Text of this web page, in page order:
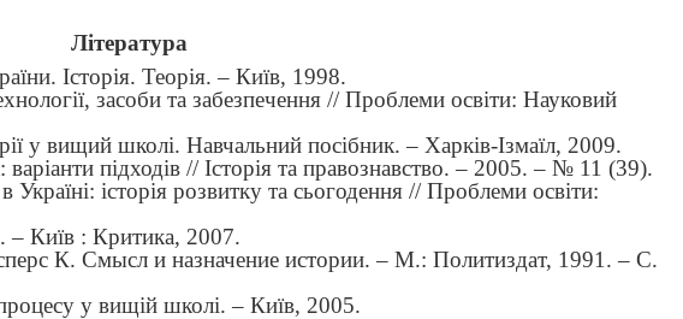
Література
Історія. Теорія. – Київ, 1998.
засоби та забезпечення // Проблеми освіти: Науковий
у вищий школі. Навчальний посібник. – Харків-Ізмаїл, 2009.
варіанти підходів // Історія та правознавство. – 2005. – № 11 (39).
Україні: історія розвитку та сьогодення // Проблеми освіти:
– Київ : Критика, 2007.
К. Смысл и назначение истории. – М.: Политиздат, 1991. – С.
у вищій школі.– Київ, 2005.